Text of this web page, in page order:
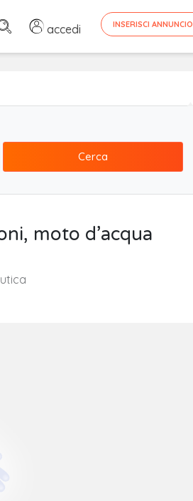
accedi INSERISCI ANNUNCIO
Cerca
moto d’acqua